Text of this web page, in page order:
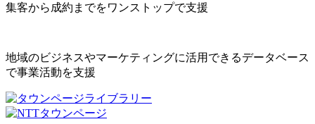
集客から成約までをワンストップで支援
地域のビジネスやマーケティングに活用できるデータベース
で事業活動を支援